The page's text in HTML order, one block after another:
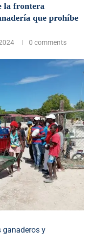
la frontera
que prohíbe
0 comments
ganaderos y